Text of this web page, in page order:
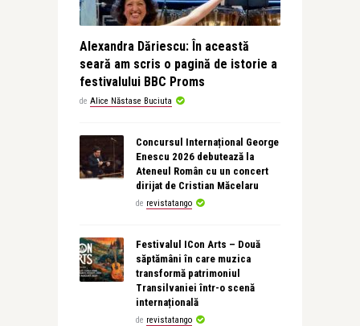
Alexandra Dăriescu: În această
seară am scris o pagină de istorie a
festivalului BBC Proms
de Alice Năstase Buciuta
Concursul Internațional George
Enescu 2026 debutează la
Ateneul Român cu un concert
dirijat de Cristian Măcelaru
de revistatango
Festivalul ICon Arts – Două
săptămâni în care muzica
transformă patrimoniul
Transilvaniei într-o scenă
internațională
de revistatango